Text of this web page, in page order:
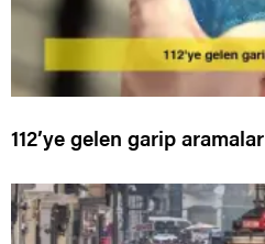
112’ye gelen garip aramalar